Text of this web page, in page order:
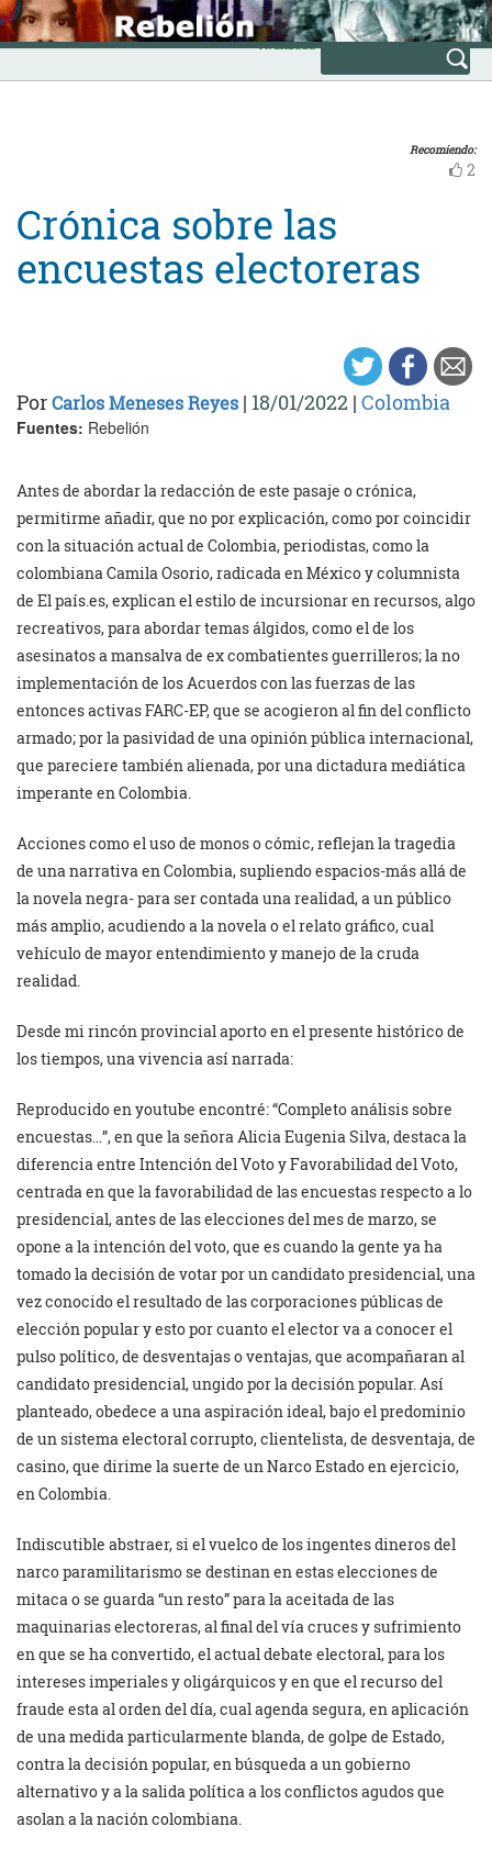
Skip
to
content
INICIO
Avanzada
Recomiendo:
2
Crónica sobre las
encuestas electoreras
PorCarlos Meneses Reyes | 18/01/2022 | Colombia
Fuentes: Rebelión
Antes de abordar la redacción de este pasaje o crónica,
permitirme añadir, que no por explicación, como por coincidir
con la situación actual de Colombia, periodistas, como la
colombiana Camila Osorio, radicada en México y columnista
de El país.es, explican el estilo de incursionar en recursos, algo
recreativos, para abordar temas álgidos, como el de los
asesinatos a mansalva de ex combatientes guerrilleros; la no
implementación de los Acuerdos con las fuerzas de las
entonces activas FARC-EP, que se acogieron al fin del conflicto
armado; por la pasividad de una opinión pública internacional,
que pareciere también alienada, por una dictadura mediática
imperante en Colombia.
Acciones como el uso de monos o cómic, reflejan la tragedia
de una narrativa en Colombia, supliendo espacios-más allá de
la novela negra- para ser contada una realidad, a un público
más amplio, acudiendo a la novela o el relato gráfico, cual
vehículo de mayor entendimiento y manejo de la cruda
realidad.
Desde mi rincón provincial aporto en el presente histórico de
los tiempos, una vivencia así narrada:
Reproducido en youtube encontré: “Completo análisis sobre
encuestas…”, en que la señora Alicia Eugenia Silva, destaca la
diferencia entre Intención del Voto y Favorabilidad del Voto,
centrada en que la favorabilidad de las encuestas respecto a lo
presidencial, antes de las elecciones del mes de marzo, se
opone a la intención del voto, que es cuando la gente ya ha
tomado la decisión de votar por un candidato presidencial, una
vez conocido el resultado de las corporaciones públicas de
elección popular y esto por cuanto el elector va a conocer el
pulso político, de desventajas o ventajas, que acompañaran al
candidato presidencial, ungido por la decisión popular. Así
planteado, obedece a una aspiración ideal, bajo el predominio
de un sistema electoral corrupto, clientelista, de desventaja, de
casino, que dirime la suerte de un Narco Estado en ejercicio,
en Colombia.
Indiscutible abstraer, si el vuelco de los ingentes dineros del
narco paramilitarismo se destinan en estas elecciones de
mitaca o se guarda “un resto” para la aceitada de las
maquinarias electoreras, al final del vía cruces y sufrimiento
en que se ha convertido, el actual debate electoral, para los
intereses imperiales y oligárquicos y en que el recurso del
fraude esta al orden del día, cual agenda segura, en aplicación
de una medida particularmente blanda, de golpe de Estado,
contra la decisión popular, en búsqueda a un gobierno
alternativo y a la salida política a los conflictos agudos que
asolan a la nación colombiana.